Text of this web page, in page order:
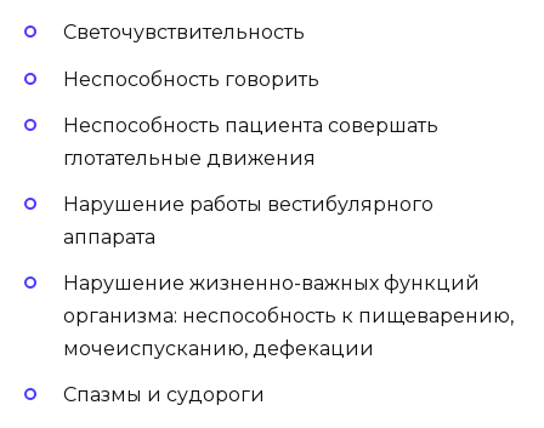
Светочувствительность
Неспособность говорить
Неспособность пациента совершать
глотательные движения
Нарушение работы вестибулярного
аппарата
Нарушение жизненно-важных функций
организма: неспособность к пищеварению,
мочеиспусканию, дефекации
Спазмы и судороги